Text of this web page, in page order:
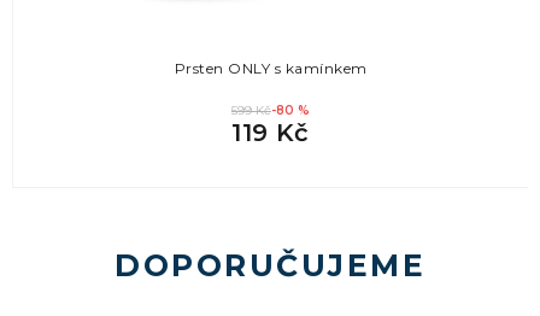
Prsten ONLY s kamínkem
599 Kč-80 %
119 Kč
DOPORUČUJEME